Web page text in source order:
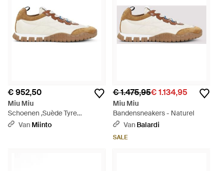
€ 952,50
Miu Miu
Schoenen ,Suède Tyre
Sneakers - Meerkleurig
Van Miinto
€ 1.475,95€ 1.134,95
Miu Miu
Bandensneakers - Naturel
Van Balardi
SALE